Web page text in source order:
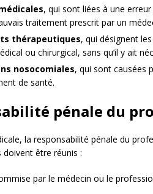
, qui sont liées à une
traitement prescrit par un
thérapeutiques, qui désignent
ou chirurgical, sans qu’il y ait
nosocomiales, qui sont causées
de santé.
pénale du
la responsabilité pénale du
être réunis :
par le médecin ou le